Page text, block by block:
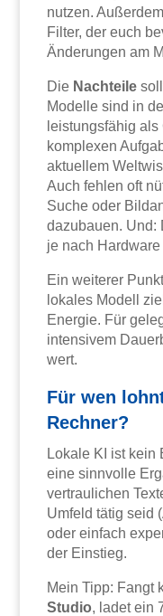
nutzen.
Filter, der euch
Änderungen am
Die Nachteile
Modelle sind in
leistungsfähig
komplexen
aktuellem
Auch fehlen oft
Suche oder
dazubauen. Und:
je nach
Ein weiterer
lokales Modell
Energie. Für
intensivem
wert.
Für wen
Rechner?
Lokale KI ist kein
eine sinnvolle
vertraulichen
Umfeld tätig seid
oder einfach
der Einstieg.
Mein Tipp: Fangt
Studio, ladet ein